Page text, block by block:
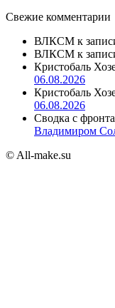
Свежие комментарии
ВЛКСМ к
ВЛКСМ к
Кристобаль
06.08.2026
Кристобаль
06.08.2026
Сводка с
Владимиром
© All-make.su